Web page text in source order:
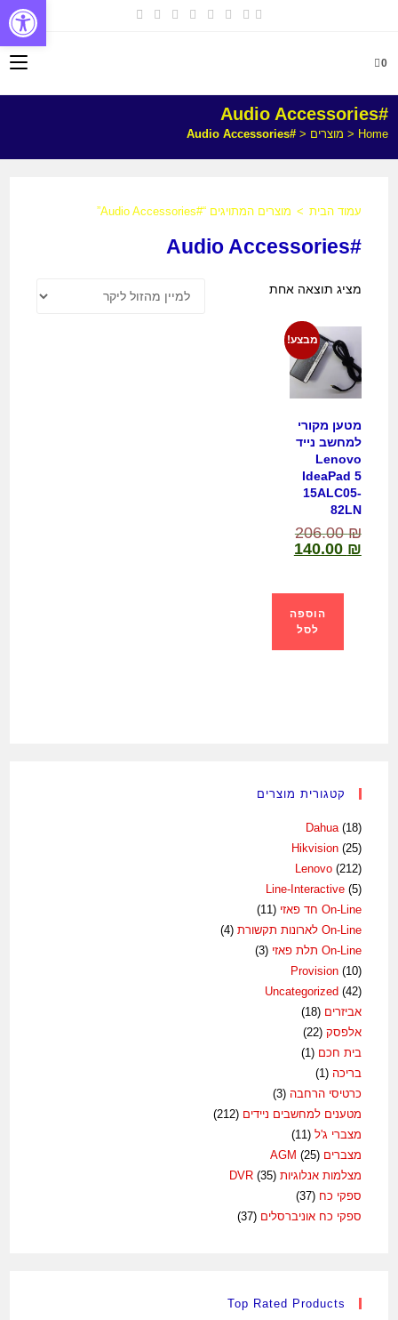
0
#Audio Accessories
Home
< מוצרים <
#Audio Accessories
עמוד הבית > מוצרים המתויגים “#Audio Accessories”
#Audio Accessories
מציג תוצאה אחת
מבצע!
מטען מקורי
למחשב נייד
Lenovo
IdeaPad 5
15ALC05-
82LN
206.00₪
140.00 ₪
הוספה
לסל
קטגורית מוצרים
Dahua (18)
Hikvision (25)
Lenovo (212)
Line-Interactive (5)
On-Line חד פאזי
(11)
On-Line לארונות תקשורת
(4)
On-Line תלת פאזי
(3)
Provision (10)
Uncategorized (42)
אביזרים (18)
אלפסק (22)
בית חכם (1)
בריכה (1)
כרטיסי הרחבה (3)
מטענים למחשבים ניידים (212)
מצברי ג'ל (11)
מצברים AGM(25)
מצלמות אנלוגיות DVR(35)
ספקי כח (37)
ספקי כח אוניברסלים (37)
Top Rated Products